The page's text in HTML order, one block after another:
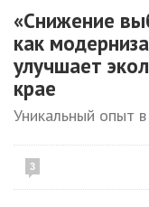
«Снижение
как
улучшает
крае
Уникальный опыт в
3